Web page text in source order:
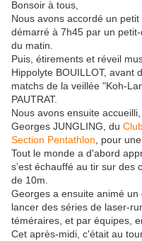
Bonsoir à tous,
Nous avons accordé un
démarré à 7h45 par un
du matin.
Puis, étirements et réveil
Hippolyte BOUILLOT, avant
matchs de la veillée "Koh-
PAUTRAT.
Nous avons ensuite
Georges JUNGLING, du
Section Pentathlon , pour
Tout le monde a d'abord
s’est échauffé au tir sur des
de 10m.
Georges a ensuite animé
lancer des séries de laser-
téméraires, et par équipes,
Cet après-midi, c'était au